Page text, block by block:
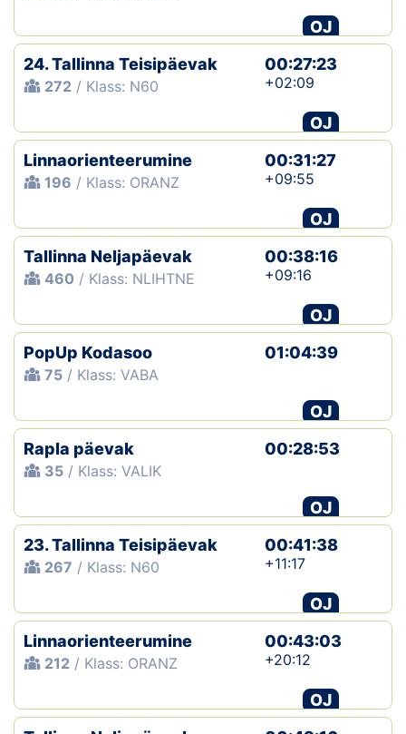
OJ
24. Tallinna Teisipäevak
272 / Klass: N60
00:27:23
+02:09
OJ
Linnaorienteerumine
196 / Klass: ORANZ
00:31:27
+09:55
OJ
Tallinna Neljapäevak
460 / Klass: NLIHTNE
00:38:16
+09:16
OJ
PopUp Kodasoo
75 / Klass: VABA
01:04:39
OJ
Rapla päevak
35 / Klass: VALIK
00:28:53
OJ
23. Tallinna Teisipäevak
267 / Klass: N60
00:41:38
+11:17
OJ
Linnaorienteerumine
212 / Klass: ORANZ
00:43:03
+20:12
OJ